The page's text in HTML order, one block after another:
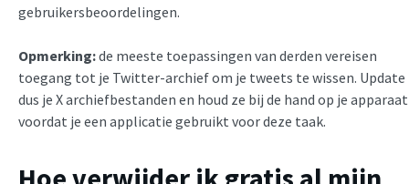
gebruikersbeoordelingen.
Opmerking:de meeste toepassingen van derden vereisen
toegang tot je Twitter-archief om je tweets te wissen. Update
dus je X archiefbestanden en houd ze bij de hand op je apparaat
voordat je een applicatie gebruikt voor deze taak.